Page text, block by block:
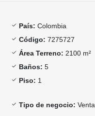
País: Colombia
Código: 7275727
Área Terreno: 2100 m²
Baños: 5
Piso: 1
Tipo de negocio: Venta